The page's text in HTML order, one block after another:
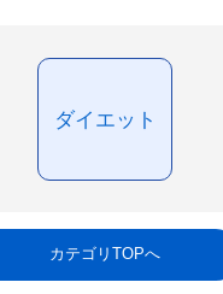
ダイエット
カテゴリTOPへ